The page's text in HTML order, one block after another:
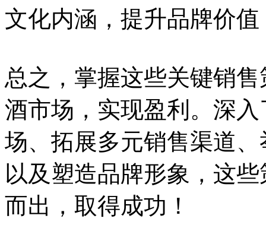
文化内涵，提升品牌价
总之，掌握这些关键销
酒市场，实现盈利。深
场、拓展多元销售渠道
以及塑造品牌形象，这
而出，取得成功！